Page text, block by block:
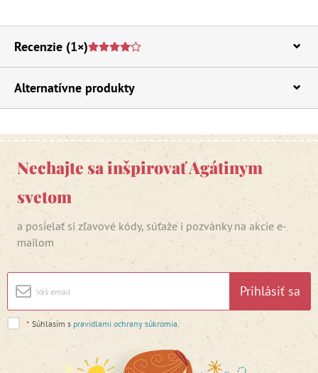
Recenzie (1×)
Alternatívne produkty
Nechajte sa inšpirovať Agátinym
svetom
a posielať si zľavové kódy, súťaže i pozvánky na akcie e-
mailom
Prihlásiť sa
* Súhlasím s pravidlami ochrany súkromia.